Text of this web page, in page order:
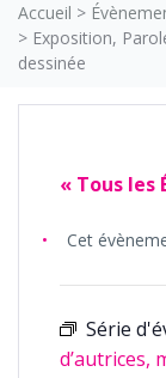
Accueil >
> Exposition,
dessinée
« Tous les
Cet
Série
d’autrices,